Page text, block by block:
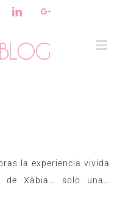
LinkedinGoogleplus
la experiencia vivida
de Xàbia… solo una…